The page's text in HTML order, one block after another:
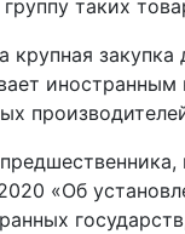
таких
закупка
«Об